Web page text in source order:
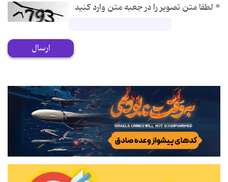
*لطفا متن تصویر را در جعبه متن وارد کنید
ارسال